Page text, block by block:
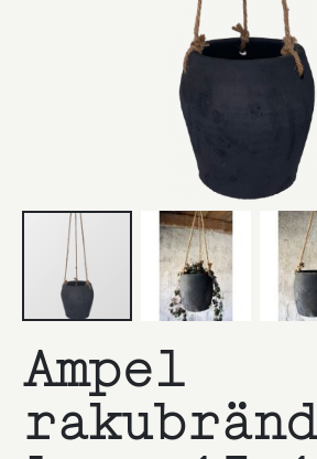
till
början
bildgalleriet
Ampel
rakubränd